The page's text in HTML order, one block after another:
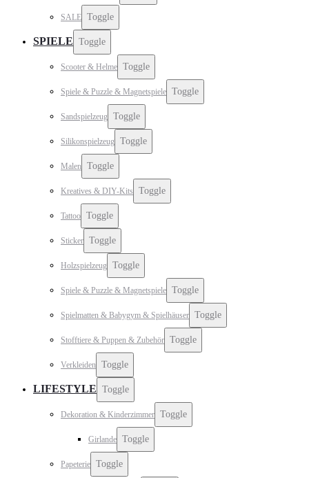
SALE Toggle
SPIELE Toggle
Scooter & Helme Toggle
Spiele & Puzzle & Magnetspiele Toggle
Sandspielzeug Toggle
Silikonspielzeug Toggle
Malen Toggle
Kreatives & DIY-Kits Toggle
Tattoo Toggle
Sticker Toggle
Holzspielzeug Toggle
Spiele & Puzzle & Magnetspiele Toggle
Spielmatten & Babygym & Spielhäuser Toggle
Stofftiere & Puppen & Zubehör Toggle
Verkleiden Toggle
LIFESTYLE Toggle
Dekoration & Kinderzimmer Toggle
Girlande Toggle
Papeterie Toggle